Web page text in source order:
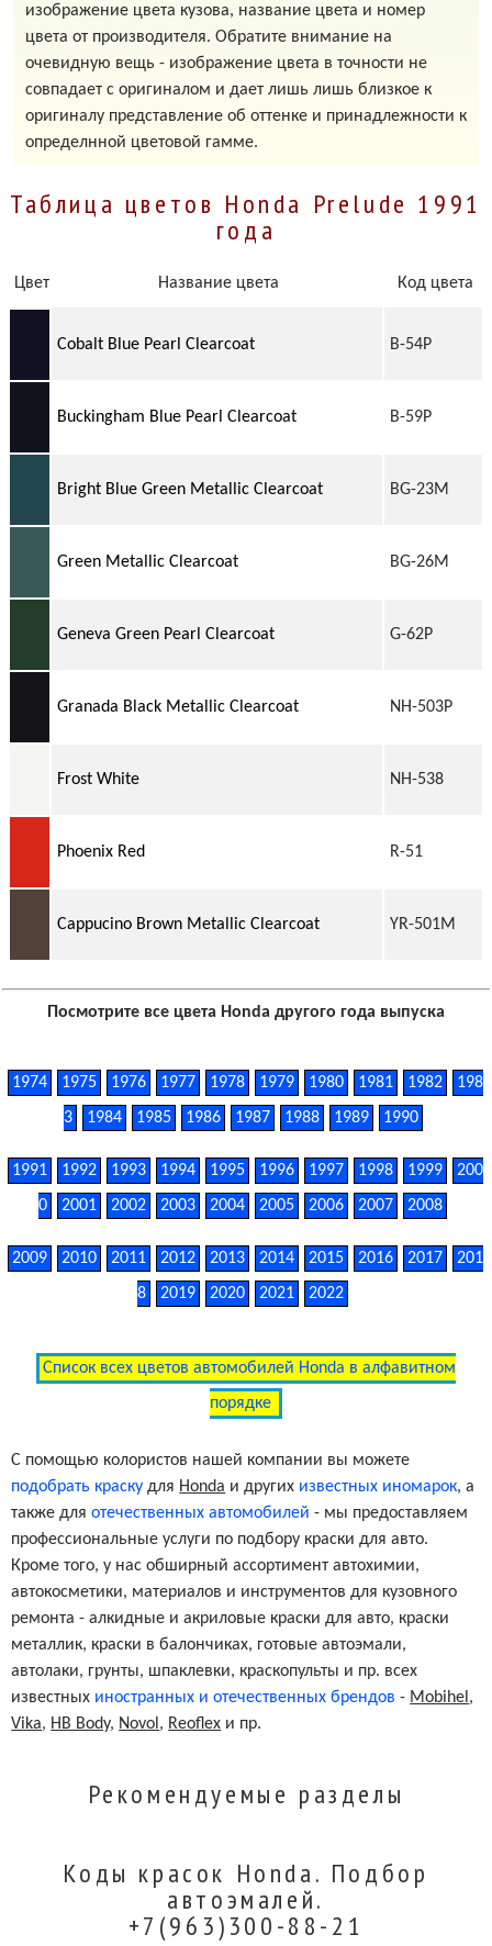
изображение цвета кузова, название цвета и номер
цвета от производителя. Обратите внимание на
очевидную вещь - изображение цвета в точности не
совпадает с оригиналом и дает лишь лишь близкое к
оригиналу представление об оттенке и принадлежности к
определнной цветовой гамме.
Таблица цветов Honda Prelude 1991
года
Цвет Название цвета Код цвета
Cobalt Blue Pearl Clearcoat B-54P
Buckingham Blue Pearl Clearcoat B-59P
Bright Blue Green Metallic Clearcoat BG-23M
Green Metallic Clearcoat BG-26M
Geneva Green Pearl Clearcoat G-62P
Granada Black Metallic Clearcoat NH-503P
Frost White NH-538
Phoenix Red R-51
Cappucino Brown Metallic Clearcoat YR-501M
Посмотрите все цвета Honda другого года выпуска
1974 1975 1976 1977 1978 1979 1980 1981 1982
198
3
1984 1985 1986 1987 1988 1989 1990
1991 1992 1993 1994 1995 1996 1997 1998 1999
200
0
2001 2002 2003 2004 2005 2006 2007 2008
2009 2010 2011 2012 2013 2014 2015 2016 2017
201
8
2019 2020 2021 2022
Список всех цветов автомобилей Honda в алфавитном
порядке
С помощью колористов нашей компании вы можете
подобрать краску для Honda и других известных иномарок, а
также дляотечественных автомобилей - мы предоставляем
профессиональные услуги по подбору краски для авто.
Кроме того, у нас обширный ассортимент автохимии,
автокосметики, материалов и инструментов для кузовного
ремонта - алкидные и акриловые краски для авто, краски
металлик, краски в балончиках, готовые автоэмали,
автолаки, грунты, шпаклевки, краскопульты и пр. всех
известных иностранных и отечественных брендов - Mobihel ,
Vika, HB Body, Novol , Reoflex и пр.
Рекомендуемые разделы
Коды красок Honda. Подбор
автоэмалей.
+7(963)300-88-21